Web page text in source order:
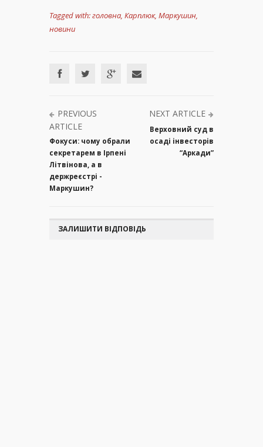
Tagged with:головна, Карплюк, Маркушин,
новини
PREVIOUS
ARTICLE
Фокуси: чому обрали
секретарем в Ірпені
Літвінова, а в
держреєстрі -
Маркушин?
NEXT ARTICLE
Верховний суд в
осаді інвесторів
“Аркади”
ЗАЛИШИТИ ВІДПОВІДЬ